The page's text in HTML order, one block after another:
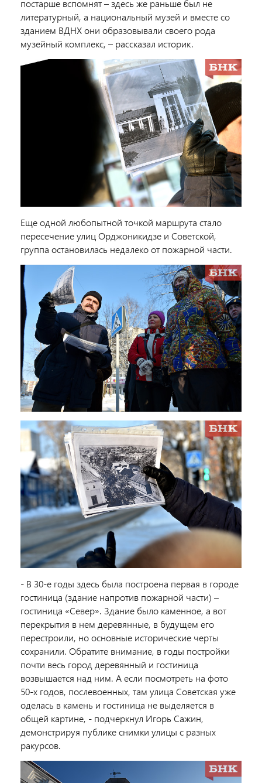
постарше вспомнят – здесь же раньше был не
литературный, а национальный музей и вместе со
зданием ВДНХ они образовывали своего рода
музейный комплекс, – рассказал историк.
Еще одной любопытной точкой маршрута стало
пересечение улиц Орджоникидзе и Советской,
группа остановилась недалеко от пожарной части.
- В 30-е годы здесь была построена первая в городе
гостиница (здание напротив пожарной части) –
гостиница «Север». Здание было каменное, а вот
перекрытия в нем деревянные, в будущем его
перестроили, но основные исторические черты
сохранили. Обратите внимание, в годы постройки
почти весь город деревянный и гостиница
возвышается над ним. А если посмотреть на фото
50-х годов, послевоенных, там улица Советская уже
оделась в камень и гостиница не выделяется в
общей картине, - подчеркнул Игорь Сажин,
демонстрируя публике снимки улицы с разных
ракурсов.